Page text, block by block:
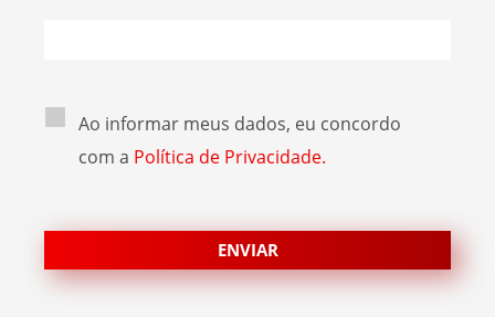
Ao informar meus dados, eu concordo
com a Política de Privacidade.